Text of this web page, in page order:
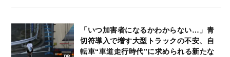
「いつ加害者になるかわからない…」青
切符導入で増す大型トラックの不安、自
転車“車道走行時代”に求められる新たな